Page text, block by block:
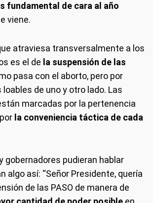
fundamental de cara al año
viene.
atraviesa transversalmente a los
es el de la suspensión de las
pasa con el aborto, pero por
de uno y otro lado. Las
marcadas por la pertenencia
la conveniencia táctica de cada
gobernadores pudieran hablar
algo así: “Señor Presidente, quería
de las PASO de manera de